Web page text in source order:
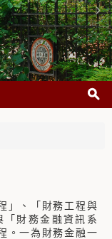
」、「財務工程與
財務金融資訊系
。一為財務金融一